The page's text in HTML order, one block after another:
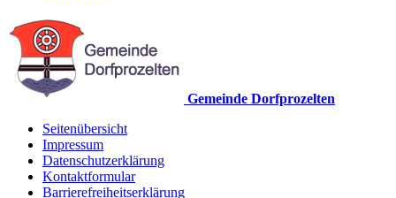
Gemeinde Dorfprozelten
Seitenübersicht
Impressum
Datenschutzerklärung
Kontaktformular
Barrierefreiheitserklärung